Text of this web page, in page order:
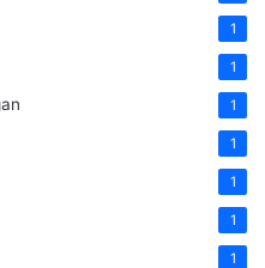
1
1
1
1
1
1
1